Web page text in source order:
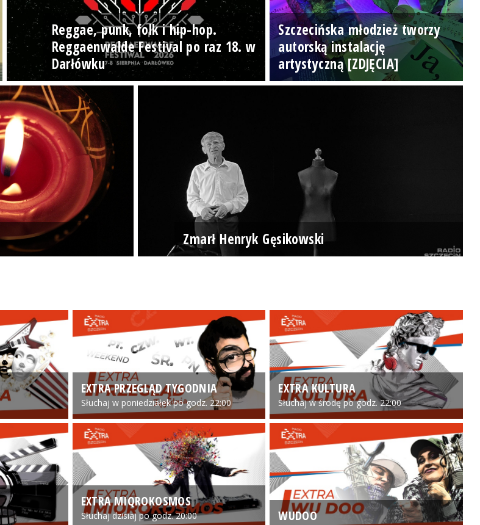
Reggae, punk, folk i hip-hop.
Reggaenwalde Festival po raz 18. w
Darłówku
Szczecińska młodzież tworzy
autorską instalację
artystyczną [ZDJĘCIA]
Zmarł Henryk Gęsikowski
EXTRA PRZEGLĄD TYGODNIA
Słuchaj w poniedziałek po godz. 22:00
EXTRA KULTURA
Słuchaj w środę po godz. 22:00
EXTRA MIQROKOSMOS
Słuchaj dzisiaj po godz. 20:00 WUDOO